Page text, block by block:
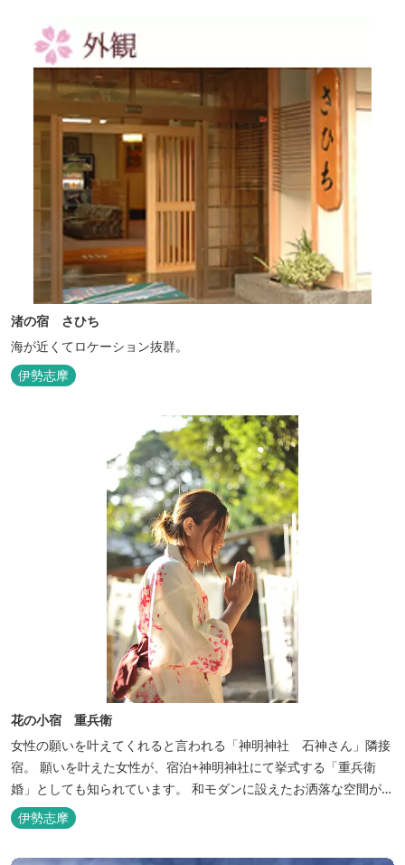
渚の宿 さひち
海が近くてロケーション抜群。
伊勢志摩
花の小宿 重兵衛
女性の願いを叶えてくれると言われる「神明神社 石神さん」隣接
宿。 願いを叶えた女性が、宿泊+神明神社にて挙式する「重兵衛
婚」としても知られています。 和モダンに設えたお洒落な空間が女
性に人気。
伊勢志摩